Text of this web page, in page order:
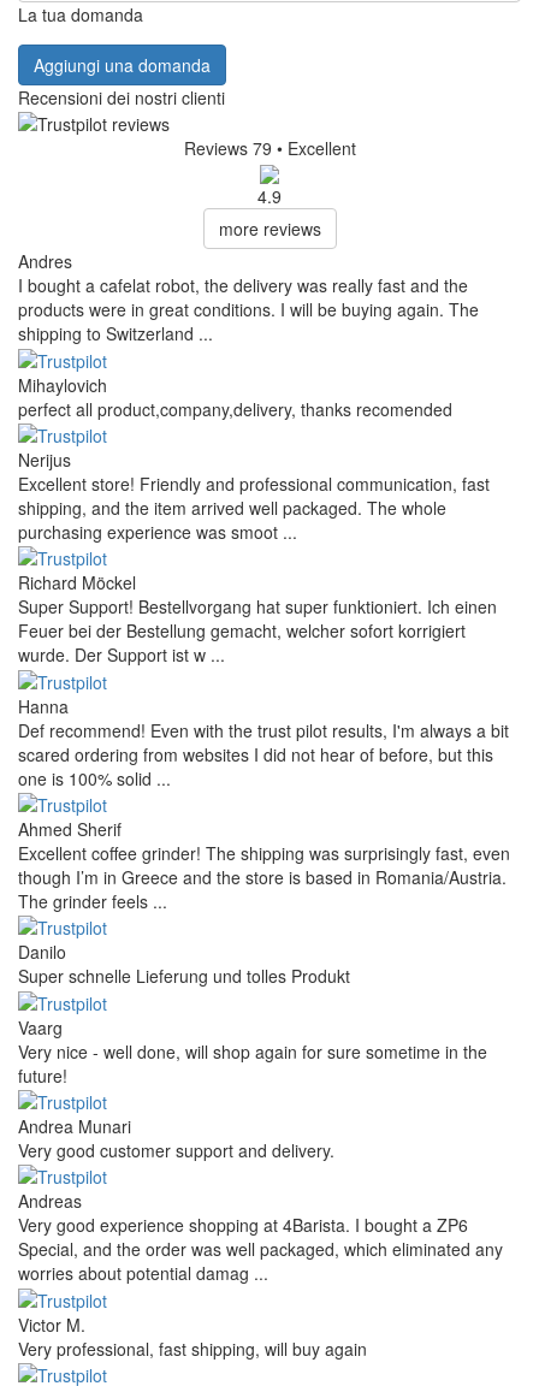
La tua domanda
Aggiungi una domanda
Recensioni dei nostri clienti
Reviews 79 • Excellent
4.9
more reviews
Andres
I bought a cafelat robot, the delivery was really fast and the
products were in great conditions. I will be buying again. The
shipping to Switzerland ...
Mihaylovich
perfect all product,company,delivery, thanks recomended
Nerijus
Excellent store! Friendly and professional communication, fast
shipping, and the item arrived well packaged. The whole
purchasing experience was smoot ...
Richard Möckel
Super Support! Bestellvorgang hat super funktioniert. Ich einen
Feuer bei der Bestellung gemacht, welcher sofort korrigiert
wurde. Der Support ist w ...
Hanna
Def recommend! Even with the trust pilot results, I'm always a bit
scared ordering from websites I did not hear of before, but this
one is 100% solid ...
Ahmed Sherif
Excellent coffee grinder! The shipping was surprisingly fast, even
though I’m in Greece and the store is based in Romania/Austria.
The grinder feels ...
Danilo
Super schnelle Lieferung und tolles Produkt
Vaarg
Very nice - well done, will shop again for sure sometime in the
future!
Andrea Munari
Very good customer support and delivery.
Andreas
Very good experience shopping at 4Barista. I bought a ZP6
Special, and the order was well packaged, which eliminated any
worries about potential damag ...
Victor M.
Very professional, fast shipping, will buy again